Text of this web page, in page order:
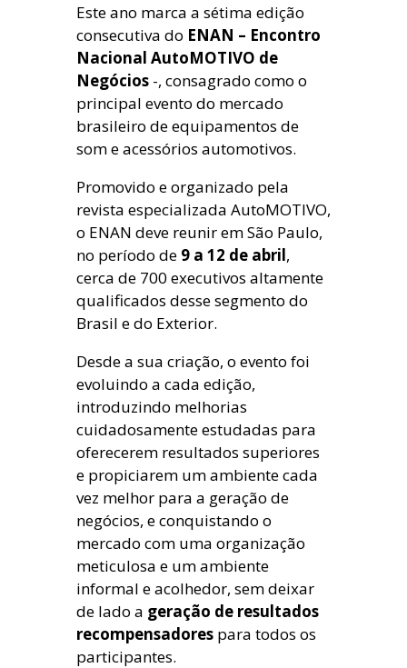
Este ano marca a sétima edição
consecutiva do ENAN – Encontro
Nacional AutoMOTIVO de
Negócios -, consagrado como o
principal evento do mercado
brasileiro de equipamentos de
som e acessórios automotivos.
Promovido e organizado pela
revista especializada AutoMOTIVO,
o ENAN deve reunir em São Paulo,
no período de 9 a 12 de abril,
cerca de 700 executivos altamente
qualificados desse segmento do
Brasil e do Exterior.
Desde a sua criação, o evento foi
evoluindo a cada edição,
introduzindo melhorias
cuidadosamente estudadas para
oferecerem resultados superiores
e propiciarem um ambiente cada
vez melhor para a geração de
negócios, e conquistando o
mercado com uma organização
meticulosa e um ambiente
informal e acolhedor, sem deixar
de lado a geração de resultados
recompensadores para todos os
participantes.